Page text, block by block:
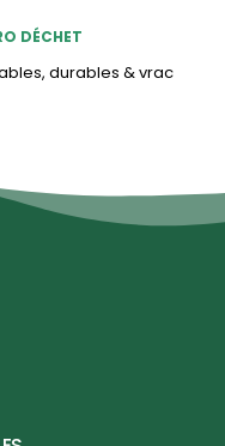
DÉCHET
durables & vrac